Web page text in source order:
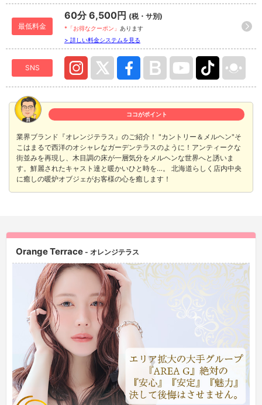
最低料金
60分 6,500円 (税・サ別)
*「お得なクーポン」 あります
> 詳しい料金システムを見る
SNS
ココがポイント
業界ブランド『オレンジテラス』のご紹介！ "カントリー＆メルヘン"そ
こはまるで西洋のオシャレなガーデンテラスのように！アンティークな
街並みを再現し、木目調の床が一層気分をメルヘンな世界へと誘いま
す。鮮麗されたキャスト達と暖かいひと時を…。 北海道らしく店内中央
に癒しの暖炉オブジェがお客様の心を癒します！
Orange Terrace - オレンジテラス